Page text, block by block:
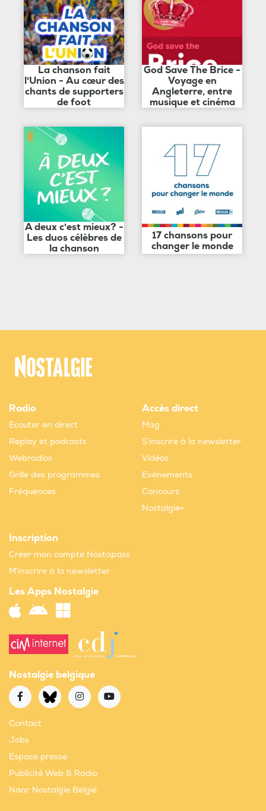
La chanson fait
l'Union - Au cœur des
chants de supporters
de foot
God Save The Brice -
Voyage en
Angleterre, entre
musique et cinéma
A deux c'est mieux? -
Les duos célèbres de
la chanson
17 chansons pour
changer le monde
Radio
Ecouter en direct
Replay et podcasts
Webradios
Grille des programmes
Fréquences
Accès direct
Mag
S'inscrire à la newsletter
Vidéos
Evènements
Concours
Nostalgie+
Inscription
Créer mon compte Nostapass
M'inscrire à la newsletter
Les Apps Nostalgie
Nostalgie belgique
Contact
Jobs
Espace presse
Publicité Web & Radio
Naar Nostalgie België